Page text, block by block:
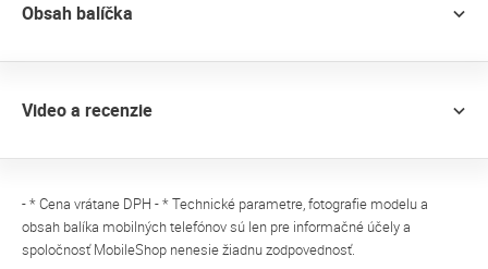
Obsah balíčka
Video a recenzie
- * Cena vrátane DPH - * Technické parametre, fotografie modelu a
obsah balíka mobilných telefónov sú len pre informačné účely a
spoločnosť MobileShop nenesie žiadnu zodpovednosť.